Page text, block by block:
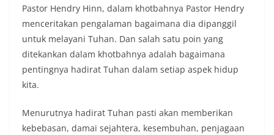
Pastor Hendry Hinn, dalam khotbahnya Pastor Hendry
menceritakan pengalaman bagaimana dia dipanggil
untuk melayani Tuhan. Dan salah satu poin yang
ditekankan dalam khotbahnya adalah bagaimana
pentingnya hadirat Tuhan dalam setiap aspek hidup
kita.
Menurutnya hadirat Tuhan pasti akan memberikan
kebebasan, damai sejahtera, kesembuhan, penjagaan